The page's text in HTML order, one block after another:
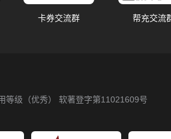
卡券交流群 帮充交流
等级（优秀）
软著登字第11021609号